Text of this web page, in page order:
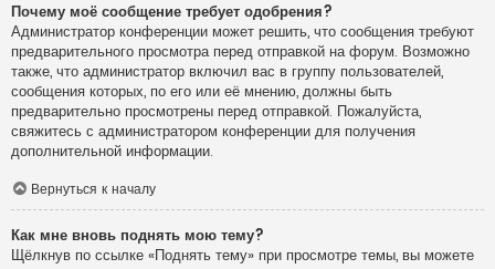
Почему моё сообщение требует одобрения?
Администратор конференции может решить, что сообщения требуют
предварительного просмотра перед отправкой на форум. Возможно
также, что администратор включил вас в группу пользователей,
сообщения которых, по его или её мнению, должны быть
предварительно просмотрены перед отправкой. Пожалуйста,
свяжитесь с администратором конференции для получения
дополнительной информации.
Вернуться к началу
Как мне вновь поднять мою тему?
Щёлкнув по ссылке «Поднять тему» при просмотре темы, вы можете